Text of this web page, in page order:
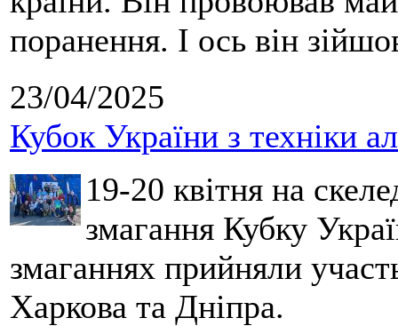
поранення. І ось він
23/04/2025
Кубок України з техніки
19-20 квітня на
змагання Кубку
змаганнях прийняли
Харкова та Дніпра.